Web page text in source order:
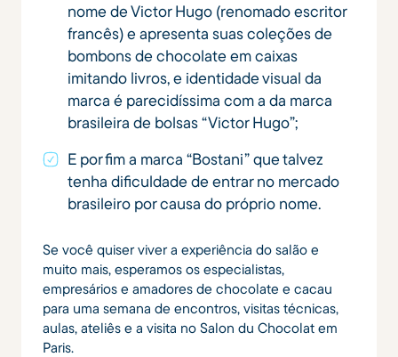
nome de Victor Hugo (renomado escritor
francês) e apresenta suas coleções de
bombons de chocolate em caixas
imitando livros, e identidade visual da
marca é parecidíssima com a da marca
brasileira de bolsas “Victor Hugo”;
E por fim a marca “Bostani” que talvez
tenha dificuldade de entrar no mercado
brasileiro por causa do próprio nome.
Se você quiser viver a experiência do salão e
muito mais, esperamos os especialistas,
empresários e amadores de chocolate e cacau
para uma semana de encontros, visitas técnicas,
aulas, ateliês e a visita no Salon du Chocolat em
Paris.